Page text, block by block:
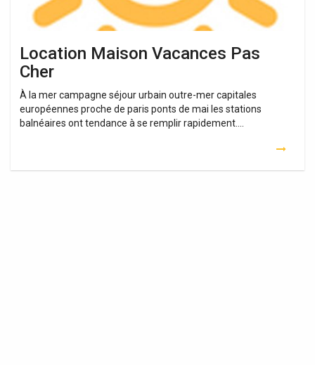
Location Maison Vacances Pas
Cher
À la mer campagne séjour urbain outre-mer capitales
européennes proche de paris ponts de mai les stations
balnéaires ont tendance à se remplir rapidement….